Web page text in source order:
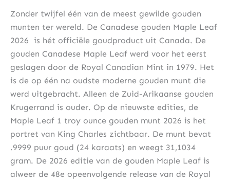
Zonder twijfel één van de meest gewilde gouden
munten ter wereld. De Canadese gouden Maple Leaf
2026 is hét officiële goudproduct uit Canada. De
gouden Canadese Maple Leaf werd voor het eerst
geslagen door de Royal Canadian Mint in 1979. Het
is de op één na oudste moderne gouden munt die
werd uitgebracht. Alleen de Zuid-Arikaanse gouden
Krugerrand is ouder. Op de nieuwste edities, de
Maple Leaf 1 troy ounce gouden munt 2026 is het
portret van King Charles zichtbaar. De munt bevat
.9999 puur goud (24 karaats) en weegt 31,1034
gram. De 2026 editie van de gouden Maple Leaf is
alweer de 48e opeenvolgende release van de Royal